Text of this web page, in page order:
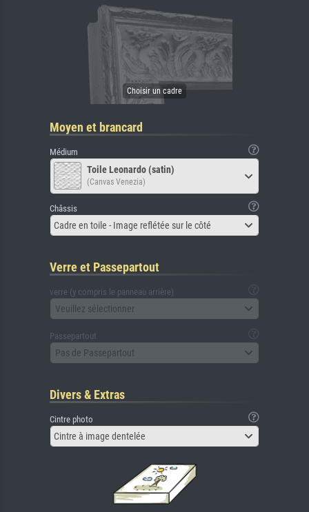
Moyen et brancard
Médium
Toile Leonardo (satin)
(Canvas Venezia)
Châssis
Cadre en toile - Image reflétée sur le côté
Verre et Passepartout
verre (y compris le panneau arrière)
Veuillez sélectionner
Passepartout
Pas de Passepartout
Divers & Extras
Cintre photo
Cintre à image dentelée